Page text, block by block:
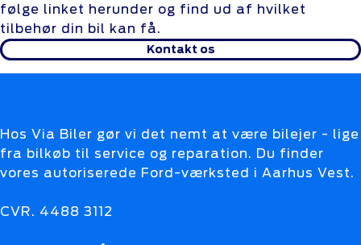
følge linket herunder og find ud af hvilket
tilbehør din bil kan få.
Kontakt os
Hos Via Biler gør vi det nemt at være bilejer - lige
fra bilkøb til service og reparation. Du finder
vores autoriserede Ford-værksted i Aarhus Vest.
CVR. 4488 3112